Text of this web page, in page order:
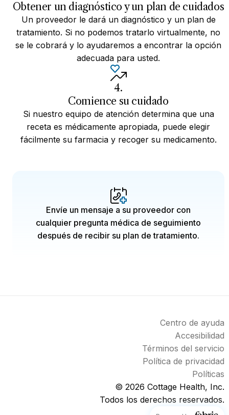
Obtener un diagnóstico y un plan de cuidados
Un proveedor le dará un diagnóstico y un plan de
tratamiento. Si no podemos tratarlo virtualmente, no
se le cobrará y lo ayudaremos a encontrar la opción
adecuada para usted.
4.
Comience su cuidado
Si nuestro equipo de atención determina que una
receta es médicamente apropiada, puede elegir
fácilmente su farmacia y recoger su medicamento.
Envíe un mensaje a su proveedor con
cualquier pregunta médica de seguimiento
después de recibir su plan de tratamiento.
Centro de ayuda
Accesibilidad
Términos del servicio
Política de privacidad
Políticas
© 2026 Cottage Health, Inc.
Todos los derechos reservados.